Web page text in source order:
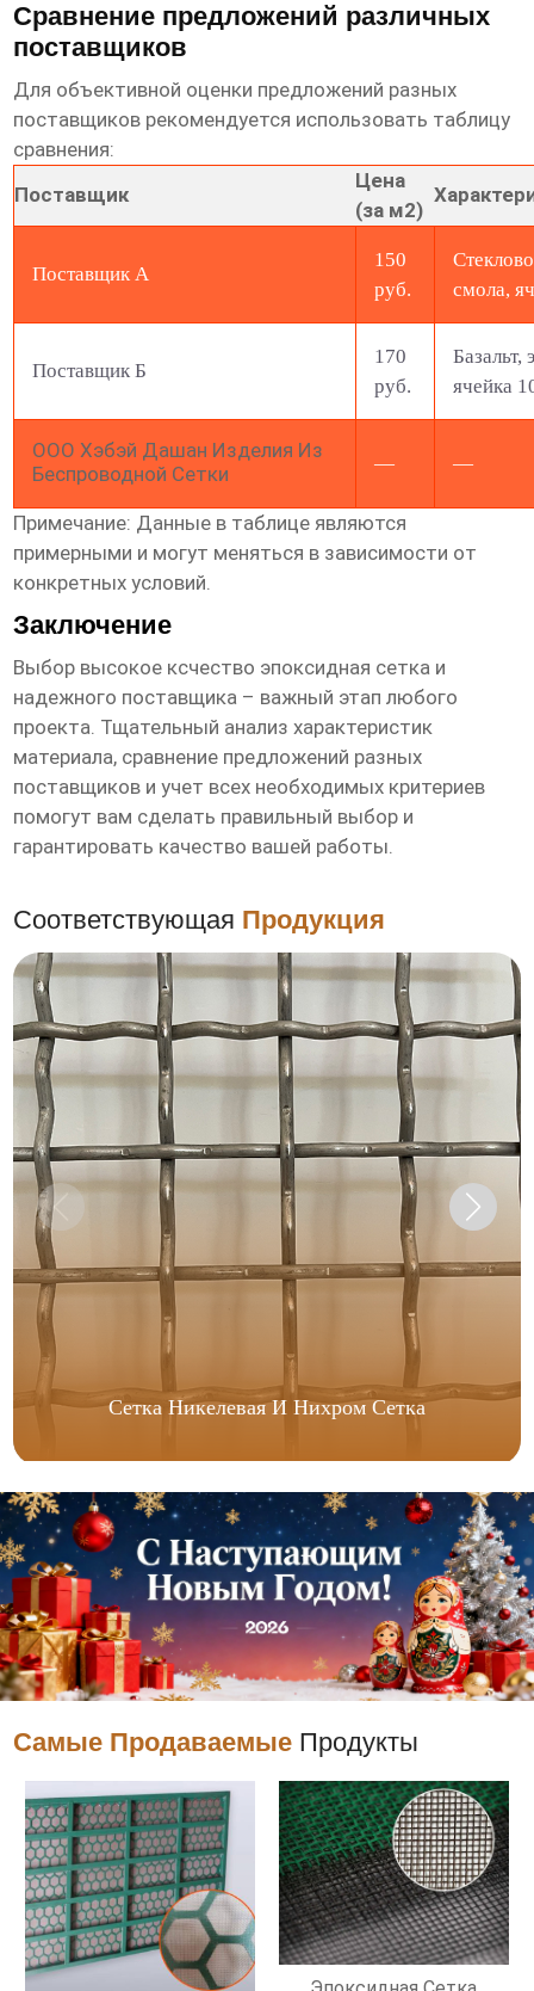
Сравнение предложений различных
поставщиков
Для объективной оценки предложений разных
поставщиков рекомендуется использовать таблицу
сравнения:
Поставщик
Цена
(за м2)
Поставщик А
150
руб.
смола,
Поставщик Б
170
руб.
Базальт,
ячейка
ООО Хэбэй Дашан Изделия Из
Беспроводной Сетки
— —
Примечание: Данные в таблице являются
примерными и могут меняться в зависимости от
конкретных условий.
Заключение
Выбор высокое ксчество эпоксидная сетка и
надежного поставщика – важный этап любого
проекта. Тщательный анализ характеристик
материала, сравнение предложений разных
поставщиков и учет всех необходимых критериев
помогут вам сделать правильный выбор и
гарантировать качество вашей работы.
Соответствующая Продукция
Сетка Никелевая И Нихром Сетка
Самые Продаваемые Продукты